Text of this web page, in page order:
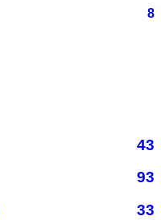
8
43
93
33